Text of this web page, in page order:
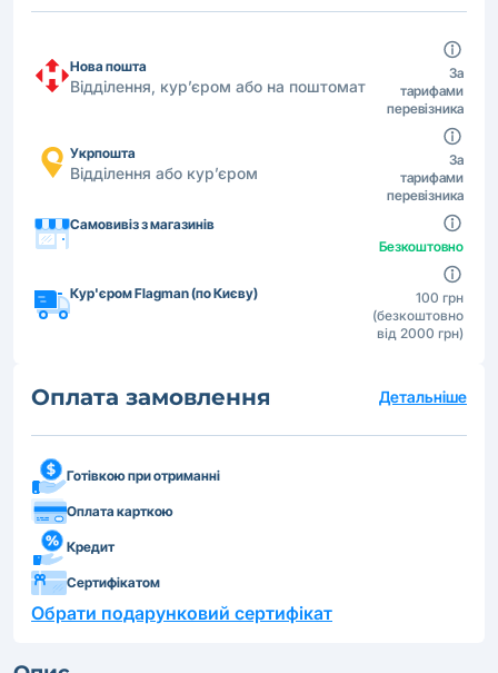
Нова пошта
Відділення, кур’єром або на поштомат
За
тарифами
перевізника
Укрпошта
Відділення або кур’єром
За
тарифами
перевізника
Самовивіз з магазинів
Безкоштовно
Кур'єром Flagman (по Києву)
100 грн
(безкоштовно
від 2000 грн)
Оплата замовлення Детальніше
Готівкою при отриманні
Оплата карткою
Кредит
Сертифікатом
Обрати подарунковий сертифікат